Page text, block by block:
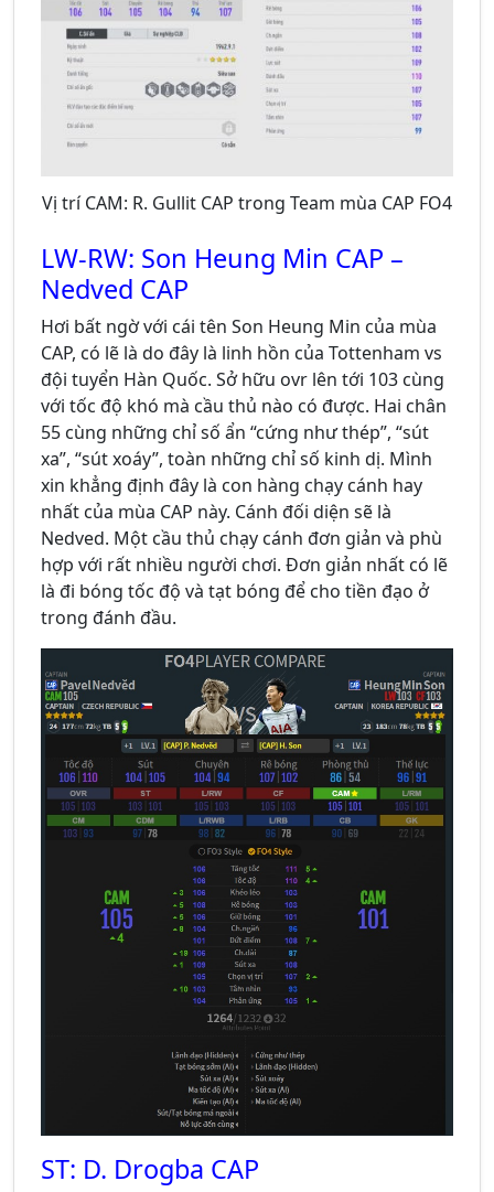
Vị trí CAM: R. Gullit CAP trong Team mùa CAP FO4
LW-RW: Son Heung Min CAP –
Nedved CAP
Hơi bất ngờ với cái tên Son Heung Min của mùa
CAP, có lẽ là do đây là linh hồn của Tottenham vs
đội tuyển Hàn Quốc. Sở hữu ovr lên tới 103 cùng
với tốc độ khó mà cầu thủ nào có được. Hai chân
55 cùng những chỉ số ẩn “cứng như thép”, “sút
xa”, “sút xoáy”, toàn những chỉ số kinh dị. Mình
xin khẳng định đây là con hàng chạy cánh hay
nhất của mùa CAP này. Cánh đối diện sẽ là
Nedved. Một cầu thủ chạy cánh đơn giản và phù
hợp với rất nhiều người chơi. Đơn giản nhất có lẽ
là đi bóng tốc độ và tạt bóng để cho tiền đạo ở
trong đánh đầu.
ST: D. Drogba CAP